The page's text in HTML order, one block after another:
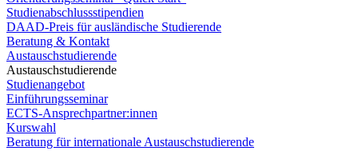
Studienabschlussstipendien
DAAD-Preis für ausländische Studierende
Beratung & Kontakt
Austauschstudierende
Austauschstudierende
Studienangebot
Einführungsseminar
ECTS-Ansprechpartner:innen
Kurswahl
Beratung für internationale Austauschstudierende